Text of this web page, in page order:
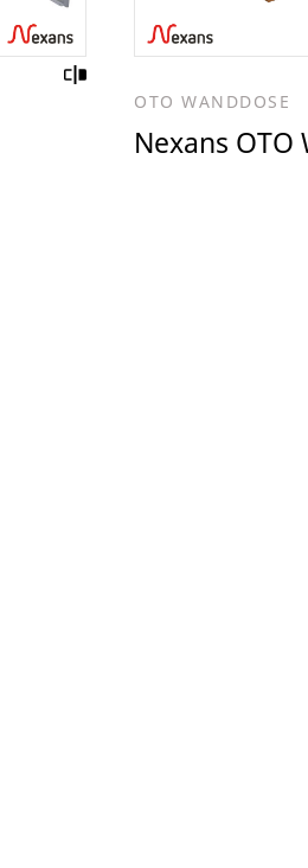
OTO WANDDOSE
Nexans OTO